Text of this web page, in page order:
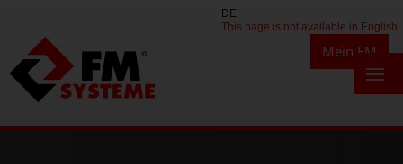
DE
This page is not available in English
Mein FM